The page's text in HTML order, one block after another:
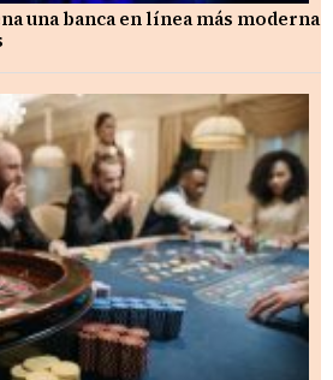
una banca en línea más moderna